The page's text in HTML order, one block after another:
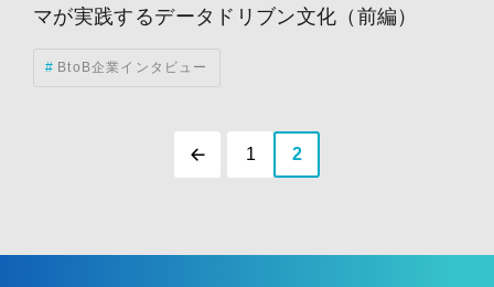
マが実践するデータドリブン文化（前編）
BtoB企業インタビュー
1 2